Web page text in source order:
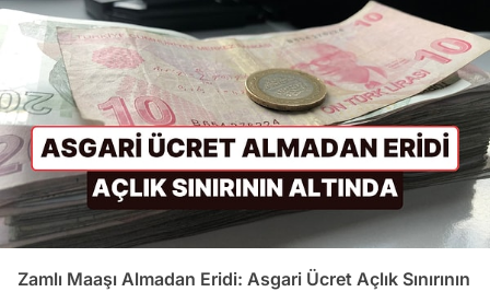
Zamlı Maaşı Almadan Eridi: Asgari Ücret Açlık Sınırının